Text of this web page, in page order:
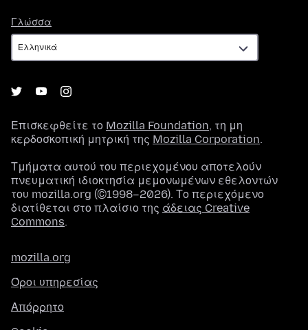
Γλώσσα
Επισκεφθείτε το Mozilla Foundation, τη μη
κερδοσκοπική μητρική της Mozilla Corporation.
Τμήματα αυτού του περιεχομένου αποτελούν
πνευματική ιδιοκτησία μεμονωμένων εθελοντών
του mozilla.org (©1998–2026). Το περιεχόμενο
διατίθεται στο πλαίσιο της άδειας Creative
Commons.
mozilla.org
Όροι υπηρεσίας
Απόρρητο